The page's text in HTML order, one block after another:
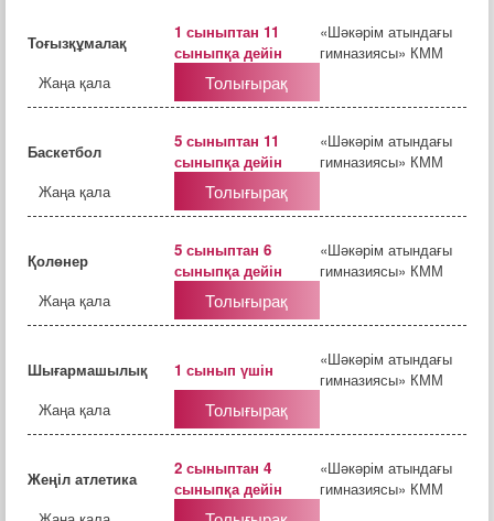
Тоғызқұмалақ
1 сыныптан 11
сыныпқа дейін
«Шәкәрім атындағы
гимназиясы» КММ
Жаңа қала
Толығырақ
Баскетбол
5 сыныптан 11
сыныпқа дейін
«Шәкәрім атындағы
гимназиясы» КММ
Жаңа қала
Толығырақ
Қолөнер
5 сыныптан 6
сыныпқа дейін
«Шәкәрім атындағы
гимназиясы» КММ
Жаңа қала
Толығырақ
Шығармашылық 1 сынып үшін
«Шәкәрім атындағы
гимназиясы» КММ
Жаңа қала
Толығырақ
Жеңіл атлетика
2 сыныптан 4
сыныпқа дейін
«Шәкәрім атындағы
гимназиясы» КММ